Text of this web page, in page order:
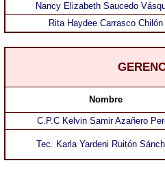
Nancy Elizabeth Saucedo
Rita Haydee Carrasco Chilón
Nombre
C.P.C Kelvin Samir Azañero
Tec. Karla Yardeni Ruitón